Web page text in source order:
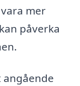
mer
påverka